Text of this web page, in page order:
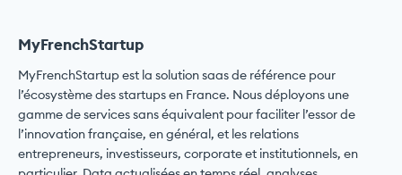
MyFrenchStartup
MyFrenchStartup est la solution saas de référence pour
l’écosystème des startups en France. Nous déployons une
gamme de services sans équivalent pour faciliter l’essor de
l’innovation française, en général, et les relations
entrepreneurs, investisseurs, corporate et institutionnels, en